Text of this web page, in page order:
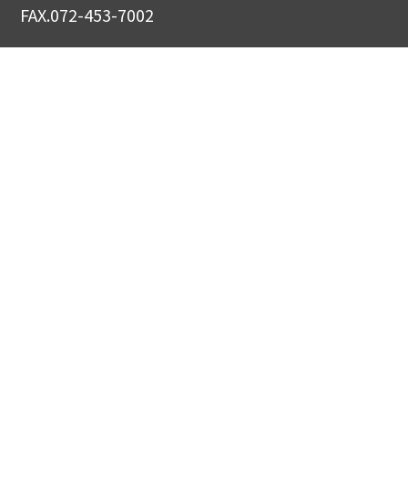
FAX.072-453-7002